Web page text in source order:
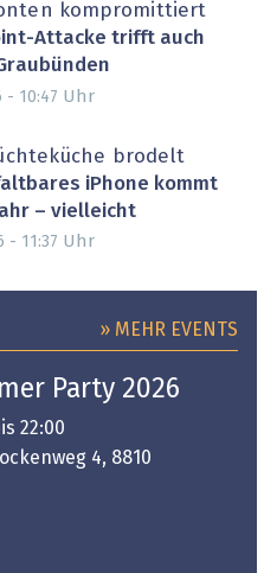
kompromittiert
Attacke trifft auch
- 10:47 Uhr
brodelt
iPhone kommt
– vielleicht
- 11:37 Uhr
» MEHR EVENTS
Party 2026
22:00
4, 8810